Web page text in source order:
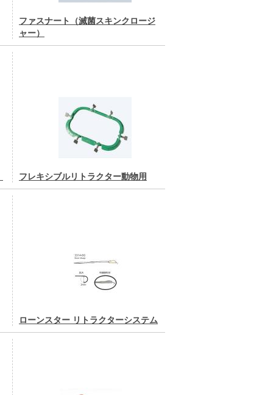
ファスナート（滅菌スキンクロージ
ャー）
フレキシブルリトラクター動物用
ローンスター リトラクターシステム